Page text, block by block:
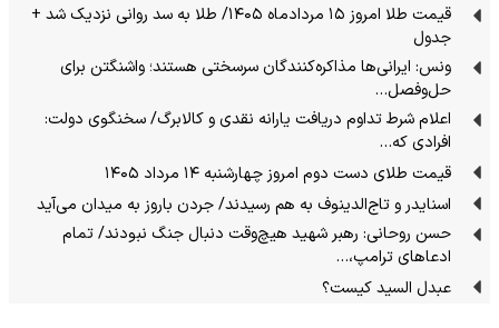
قیمت طلا امروز ۱۵ مردادماه ۱۴۰۵/ طلا به سد روانی نزدیک شد +
جدول
ونس: ایرانی‌ها مذاکره‌کنندگان سرسختی هستند؛ واشنگتن برای
حل‌وفصل…
اعلام شرط تداوم دریافت یارانه نقدی و کالابرگ/ سخنگوی دولت:
افرادی که…
قیمت طلای دست دوم امروز چهارشنبه ۱۴ مرداد ۱۴۰۵
اسنایدر و تاج‌الدینوف به هم رسیدند/ جردن باروز به میدان می‌آید
حسن روحانی: رهبر شهید هیچ‌وقت دنبال جنگ نبودند/ تمام
ادعاهای ترامپ،…
عبدل السید کیست؟